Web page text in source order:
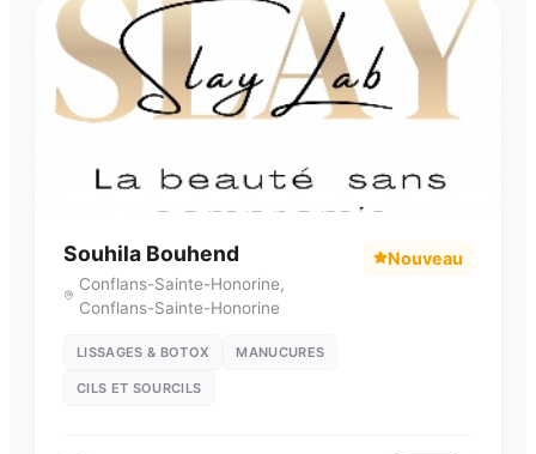
Souhila Bouhend
Conflans-Sainte-Honorine,
Conflans-Sainte-Honorine
Nouveau
LISSAGES & BOTOX MANUCURES
CILS ET SOURCILS